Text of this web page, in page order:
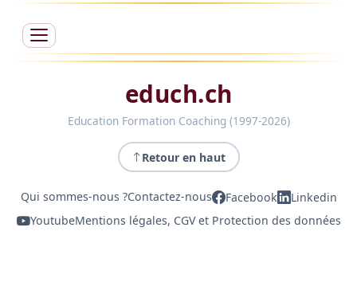
educh.ch
Education Formation Coaching (1997-2026)
Retour en haut
Qui sommes-nous ?Contactez-nous Facebook
Linkedin
YoutubeMentions légales, CGV et Protection des données